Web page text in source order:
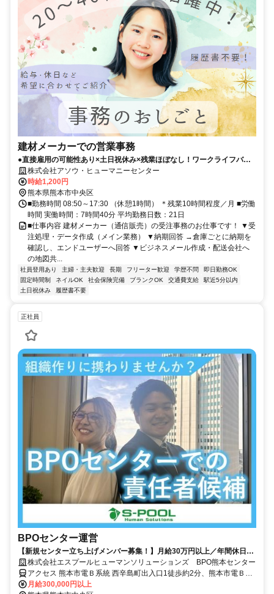
建材メーカーでの営業事務
●直接雇用の可能性あり×土日祝休み×残業ほぼなし！ワークライフバラ
ンス重視派にピッタリ＊●辛島町駅から徒歩5分で通勤快適！●1週間の座
学研修＆OJTフォローあり！幅広い層が在籍中。オフィスカジュアル・
ネイルOKな職場です。
株式会社アソウ・ヒューマニーセンター
時給1,200円
熊本県熊本市中央区
■勤務時間 08:50～17:30 （休憩1時間） ＊残業10時間程度／月 ■労働
時間 実働時間：7時間40分 平均勤務日数：21日
■仕事内容 建材メーカー（通信販売）の受注事務のお仕事です！ ▼受
注処理・データ作成（メイン業務） ▼納期回答 →倉庫ごとに納期を
確認し、エンドユーザーへ回答 ▼ビジネスメール作成・配送会社へ
の地図共...
社員登用あり 主婦・主夫歓迎 長期 フリーター歓迎 学歴不問
即日勤務OK
固定時間制
ネイルOK 社会保険完備 ブランクOK 交通費支給
駅近5分以内
土日祝休み
履歴書不要
正社員
BPOセンター運営
【新規センター立ち上げメンバー募集！】月給30万円以上／年間休日
125日以上／完全週休2日制
株式会社エスプールヒューマンソリューションズ BPO熊本センター
アクセス 熊本市電Ｂ系統 西辛島町出入口1徒歩約2分、熊本市電Ｂ系
統 辛島町徒歩約4分、熊本市電Ａ系統 辛島町徒歩約4分
月給300,000円以上